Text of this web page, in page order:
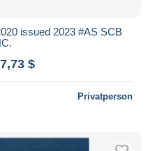
issued 2023 #AS SCB
$
Privatperson